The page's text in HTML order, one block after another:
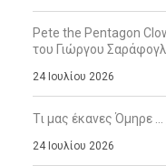
Pete the Pentagon
του Γιώργου
24 Ιουλίου 2026
Τι μας έκανες Όμηρε
24 Ιουλίου 2026